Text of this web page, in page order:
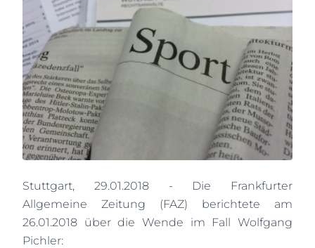
Stuttgart, 29.01.2018 - Die Frankfurter
Allgemeine Zeitung (FAZ) berichtete am
26.01.2018 über die Wende im Fall Wolfgang
Pichler: